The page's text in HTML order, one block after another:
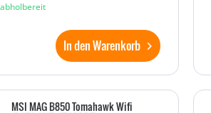
In den Warenkorb
MSI MAG B850 Tomahawk Wifi